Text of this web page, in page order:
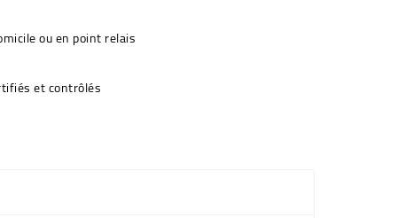
ou en point relais
et contrôlés